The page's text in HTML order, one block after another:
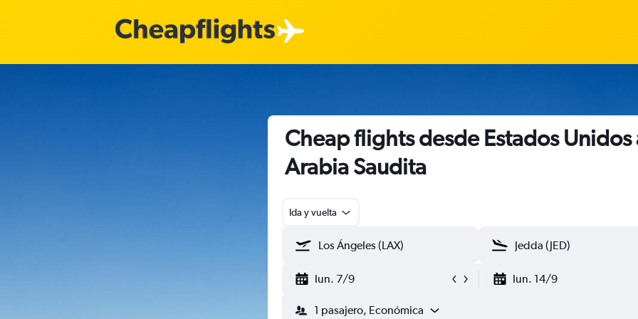
Cheap flights desde Estados Unidos
Arabia Saudita
Ida y vuelta
lun. 7/9 lun. 14/9
1 pasajero, Económica